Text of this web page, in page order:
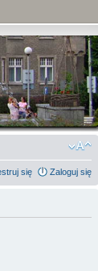
się Zaloguj się